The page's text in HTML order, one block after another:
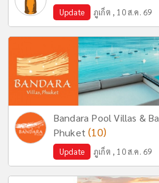
Update ภูเก็ต , 10 ส.ค. 69
Bandara Pool Villas &
Phuket(10)
Update ภูเก็ต , 10 ส.ค. 69